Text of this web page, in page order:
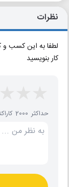
نظرات
لطفا به این کسب و
کار بنویسید
حداکثر 2000 کاراکتر